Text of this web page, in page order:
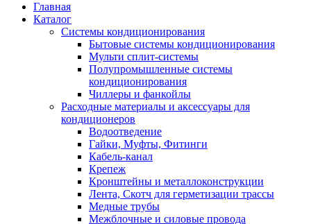
Главная
Каталог
Системы кондиционирования
Бытовые системы кондиционирования
Мульти сплит-системы
Полупромышленные системы
кондиционирования
Чиллеры и фанкойлы
Расходные материалы и аксессуары для
кондиционеров
Водоотведение
Гайки, Муфты, Фитинги
Кабель-канал
Крепеж
Кронштейны и металлоконструкции
Лента, Скотч для герметизации трассы
Медные трубы
Межблочные и силовые провода